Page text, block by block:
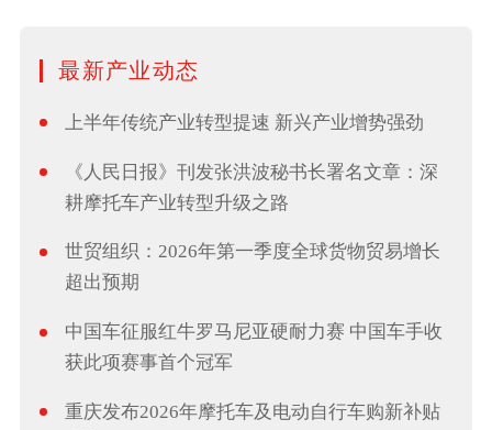
最新产业动态
上半年传统产业转型提速 新兴产业增势强劲
《人民日报》刊发张洪波秘书长署名文章：深
耕摩托车产业转型升级之路
世贸组织：2026年第一季度全球货物贸易增长
超出预期
中国车征服红牛罗马尼亚硬耐力赛 中国车手收
获此项赛事首个冠军
重庆发布2026年摩托车及电动自行车购新补贴